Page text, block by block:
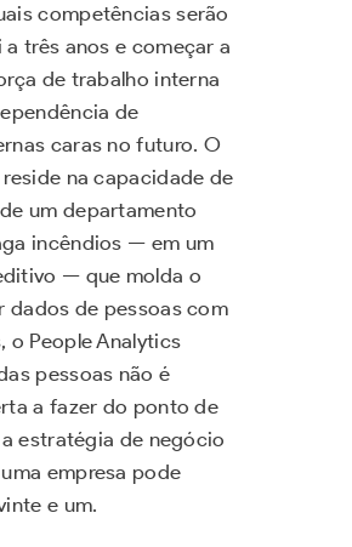
competências serão
três anos e começar a
de trabalho interna
de
caras no futuro. O
na capacidade de
um departamento
incêndios — em um
— que molda o
dados de pessoas com
o People Analytics
pessoas não é
a fazer do ponto de
estratégia de negócio
empresa pode
e um.